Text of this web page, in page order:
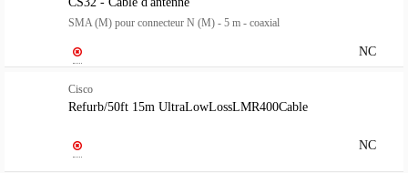
SMA (M) pour connecteur N (M) - 5 m - coaxial
NC
Cisco
Refurb/50ft 15m UltraLowLossLMR400Cable
NC